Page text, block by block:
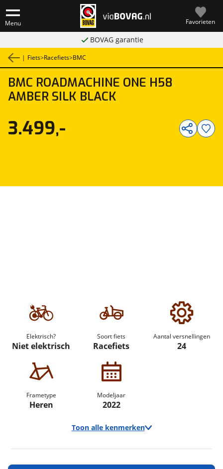
Menu Favorieten
BOVAG garantie
| Fiets>Racefiets>BMC
BMC ROADMACHINE ONE H58
AMBER SILK BLACK
Elektrisch?
Niet elektrisch
Soort fiets
Racefiets
Aantal versnellingen
24
Frametype
Heren
Modeljaar
2022
Toon alle kenmerken
3.499,-